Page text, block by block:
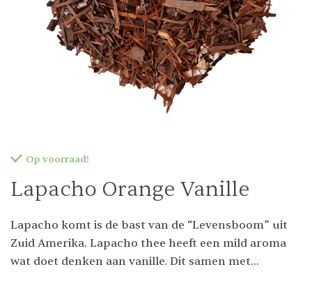
Op voorraad!
Lapacho Orange Vanille
Lapacho komt is de bast van de “Levensboom” uit
Zuid Amerika. Lapacho thee heeft een mild aroma
wat doet denken aan vanille. Dit samen met